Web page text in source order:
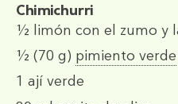
Chimichurri
½ limón con el zumo y
½ (70 g) pimiento verde
1 ají verde